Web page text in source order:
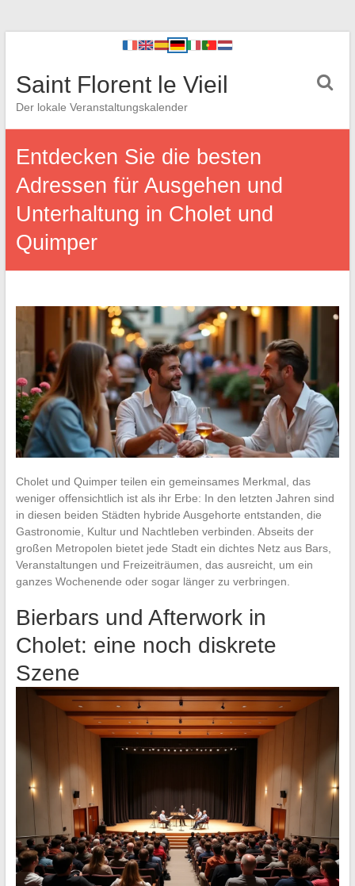
Saint Florent le Vieil
Der lokale Veranstaltungskalender
Entdecken Sie die besten
Adressen für Ausgehen und
Unterhaltung in Cholet und
Quimper
Cholet und Quimper teilen ein gemeinsames Merkmal, das
weniger offensichtlich ist als ihr Erbe: In den letzten Jahren sind
in diesen beiden Städten hybride Ausgehorte entstanden, die
Gastronomie, Kultur und Nachtleben verbinden. Abseits der
großen Metropolen bietet jede Stadt ein dichtes Netz aus Bars,
Veranstaltungen und Freizeiträumen, das ausreicht, um ein
ganzes Wochenende oder sogar länger zu verbringen.
Bierbars und Afterwork in
Cholet: eine noch diskrete
Szene